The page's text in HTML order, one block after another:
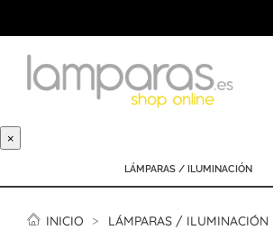
×
LÁMPARAS / ILUMINACIÓN
INICIO LÁMPARAS / ILUMINACIÓN